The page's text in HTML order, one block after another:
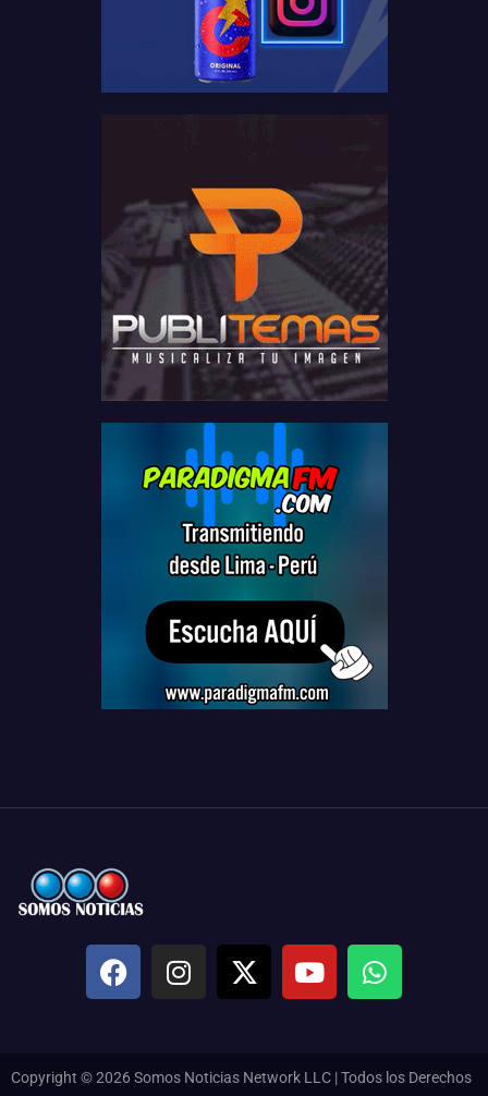
Copyright © 2026 Somos Noticias Network LLC | Todos los Derechos